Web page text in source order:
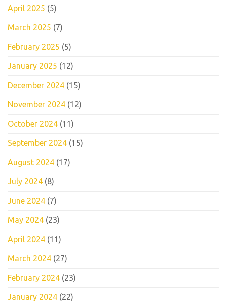
April 2025 (5)
March 2025 (7)
February 2025 (5)
January 2025 (12)
December 2024 (15)
November 2024 (12)
October 2024 (11)
September 2024 (15)
August 2024 (17)
July 2024 (8)
June 2024 (7)
May 2024 (23)
April 2024 (11)
March 2024 (27)
February 2024 (23)
January 2024 (22)